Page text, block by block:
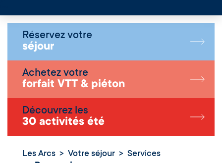
Réservez votre
séjour
Achetez votre
forfait VTT & piéton
Découvrez les
30 activités été
Les Arcs Votre séjour
Services